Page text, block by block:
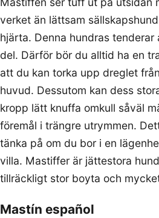
verket än lättsam
hjärta. Denna hundras tenderar
del. Därför bör du alltid ha en
att du kan torka upp dreglet
huvud. Dessutom kan dess
kropp lätt knuffa omkull såväl
föremål i trängre utrymmen.
tänka på om du bor i en
villa. Mastiffer är jättestora
tillräckligt stor boyta och
Mastín español